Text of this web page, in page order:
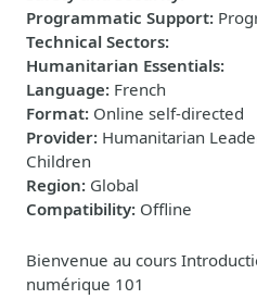
Programmatic Support:
Technical Sectors:
Humanitarian Essentials:
Language: French
Format: Online self-directed
Provider: Humanitarian
Children
Region: Global
Compatibility: Offline
Bienvenue au cours
numérique 101